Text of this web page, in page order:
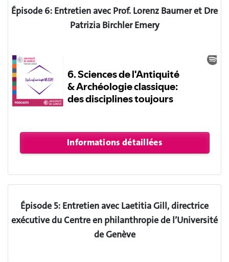
Épisode 6: Entretien avec Prof. Lorenz Baumer et Dre
Patrizia Birchler Emery
Épisode 5: Entretien avec Laetitia Gill, directrice
exécutive du Centre en philanthropie de l’Université
de Genève